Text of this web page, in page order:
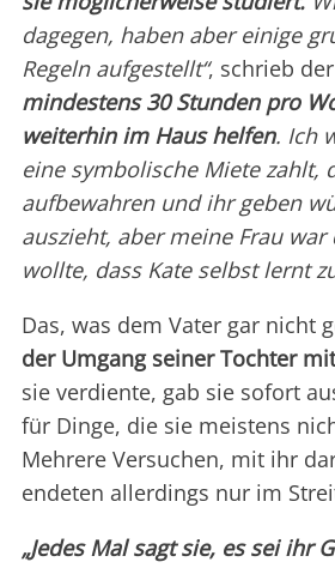
dagegen, haben aber einige
Regeln aufgestellt“, schrieb
mindestens 30 Stunden pro
weiterhin im Haus helfen. Ich
eine symbolische Miete zahlt,
aufbewahren und ihr geben
auszieht, aber meine Frau war
wollte, dass Kate selbst lernt
Das, was dem Vater gar nicht
der Umgang seiner Tochter
sie verdiente, gab sie sofort
für Dinge, die sie meistens
Mehrere Versuchen, mit ihr
endeten allerdings nur im
„Jedes Mal sagt sie, es sei ihr